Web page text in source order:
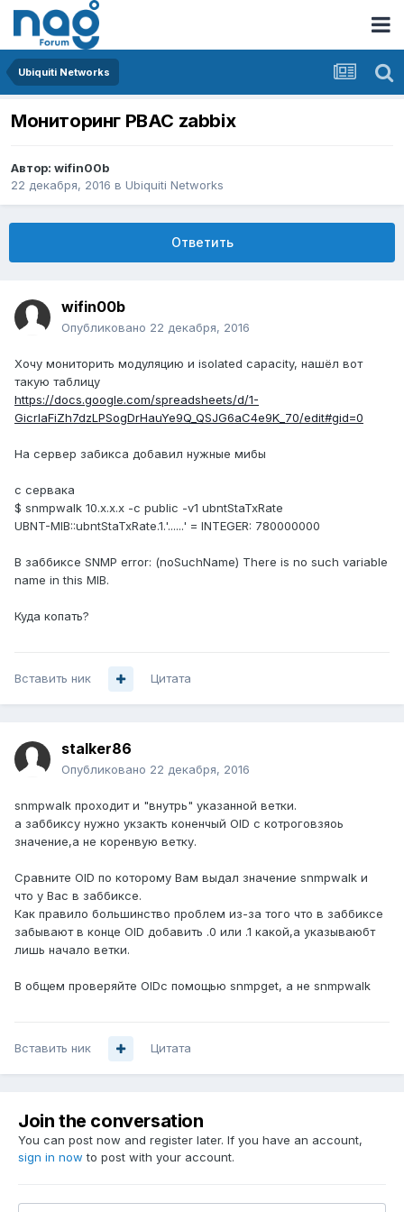
Ubiquiti Networks
Мониторинг PBAC zabbix
Автор: wifin00b
22 декабря, 2016 в Ubiquiti Networks
Ответить
wifin00b
Опубликовано 22 декабря, 2016
Хочу мониторить модуляцию и isolated capacity, нашёл вот
такую таблицу
https://docs.google.com/spreadsheets/d/1-
GicrlaFiZh7dzLPSogDrHauYe9Q_QSJG6aC4e9K_70/edit#gid=0
На сервер забикса добавил нужные мибы
с сервака
$ snmpwalk 10.x.x.x -c public -v1 ubntStaTxRate
UBNT-MIB::ubntStaTxRate.1.'......' = INTEGER: 780000000
В заббиксе SNMP error: (noSuchName) There is no such variable
name in this MIB.
Куда копать?
Вставить ник Цитата
stalker86
Опубликовано 22 декабря, 2016
snmpwalk проходит и "внутрь" указанной ветки.
а заббиксу нужно укзакть коненчый OID с котроговзяоь
значение,а не коренвую ветку.
Сравните OID по которому Вам выдал значение snmpwalk и
что у Вас в заббиксе.
Как правило большинство проблем из-за того что в заббиксе
забывают в конце OID добавить .0 или .1 какой,а указываюбт
лишь начало ветки.
В общем проверяйте OIDс помощью snmpget, а не snmpwalk
Вставить ник Цитата
Join the conversation
You can post now and register later. If you have an account,
sign in now to post with your account.